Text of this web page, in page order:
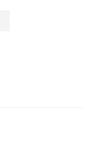
news
у LinkedIn